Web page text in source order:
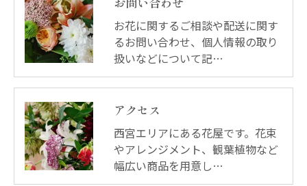
お花に関するご相談や配送に関す
るお問い合わせ、個人情報の取り
扱いなどについて記…
アクセス
西宮エリアにある花屋です。花束
やアレンジメント、観葉植物など
幅広い商品を用意し…